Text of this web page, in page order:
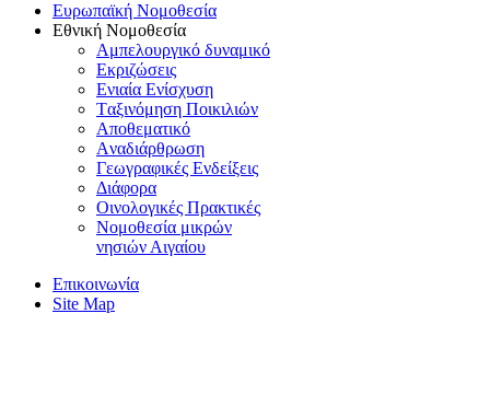
Eυρωπαϊκή Nομοθεσία
Eθνική Nομοθεσία
Aμπελουργικό δυναμικό
Eκριζώσεις
Eνιαία Eνίσχυση
Tαξινόμηση Ποικιλιών
Aποθεματικό
Aναδιάρθρωση
Γεωγραφικές Ενδείξεις
Διάφορα
Oινολογικές Πρακτικές
Νομοθεσία μικρών
νησιών Αιγαίου
Επικοινωνία
Site Map